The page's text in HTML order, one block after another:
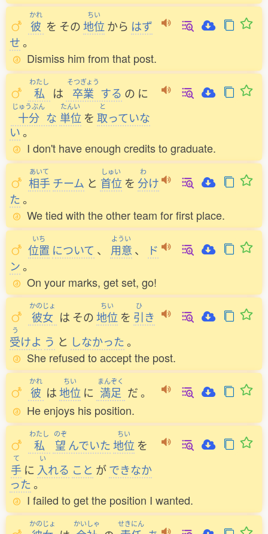
かれ
彼 を その
ちい
地位 から はず
せ。
Dismiss him from that post.
わたし
私 は
そつぎょう
卒業 する の に
じゅうぶん
十分 な
たんい
単位 を
と
取っていな
い。
I don't have enough credits to graduate.
あいて
相手 チーム と
しゅい
首位 を
わ
分け
た。
We tied with the other team for first place.
いち
位置 について 、
ようい
用意 、
ド
ン。
On your marks, get set, go!
かのじょ
彼女 は その
ちい
地位 を
ひ
引き
う
受けよ う と しなかった。
She refused to accept the post.
かれ
彼 は
ちい
地位 に
まんぞく
満足 だ。
He enjoys his position.
わたし
私
のぞ
望 んでいた
ちい
地位 を
て
手 に
い
入れる こと ができなか
った。
I failed to get the position I wanted.
かのじょ かいしゃ せきにん